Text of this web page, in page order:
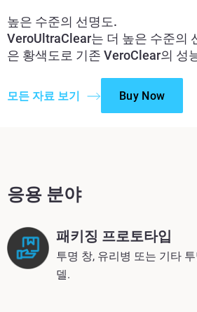
높은 수준의 선명도.
VeroUltraClear는 더 높은 수준의
은 황색도로 기존 VeroClear의 성
모든 자료 보기 Buy Now
응용 분야
패키징 프로토타입
투명 창, 유리병 또는 기타
델.